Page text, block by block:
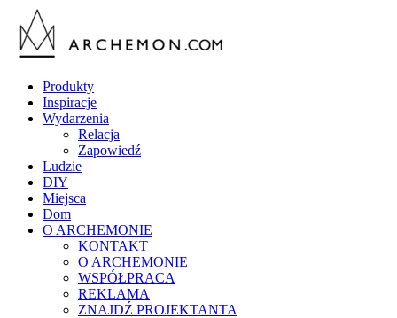
Produkty
Inspiracje
Wydarzenia
Relacja
Zapowiedź
Ludzie
DIY
Miejsca
Dom
O ARCHEMONIE
KONTAKT
O ARCHEMONIE
WSPÓŁPRACA
REKLAMA
ZNAJDŹ PROJEKTANTA